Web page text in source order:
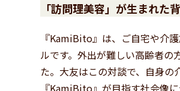
「訪問理美容」が生まれた
『KamiBito』は、ご自宅や介
ルです。外出が難しい高齢者の
た。大友はこの対談で、自身の
『KamiBito』が目指す社会像